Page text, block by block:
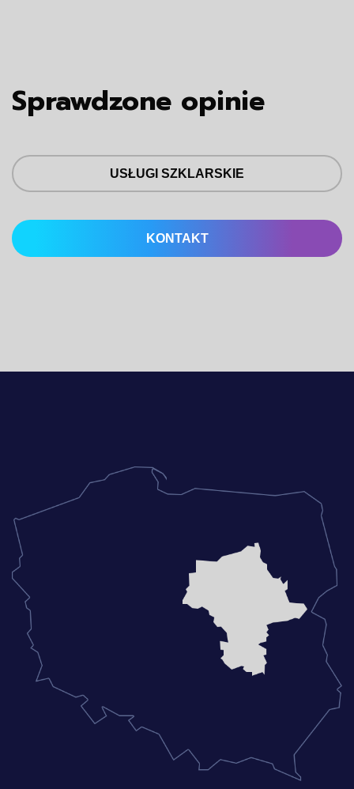
Sprawdzone opinie
USŁUGI SZKLARSKIE
KONTAKT